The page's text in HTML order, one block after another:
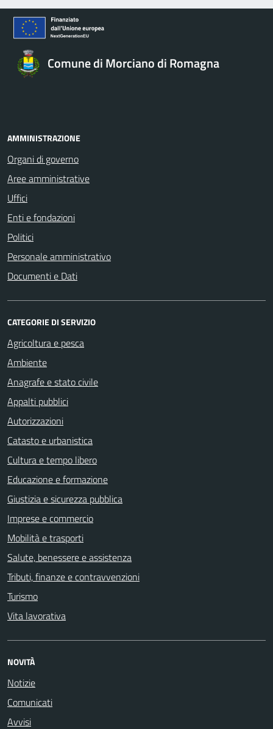
Comune di Morciano di Romagna
AMMINISTRAZIONE
Organi di governo
Aree amministrative
Uffici
Enti e fondazioni
Politici
Personale amministrativo
Documenti e Dati
CATEGORIE DI SERVIZIO
Agricoltura e pesca
Ambiente
Anagrafe e stato civile
Appalti pubblici
Autorizzazioni
Catasto e urbanistica
Cultura e tempo libero
Educazione e formazione
Giustizia e sicurezza pubblica
Imprese e commercio
Mobilità e trasporti
Salute, benessere e assistenza
Tributi, finanze e contravvenzioni
Turismo
Vita lavorativa
NOVITÀ
Notizie
Comunicati
Avvisi